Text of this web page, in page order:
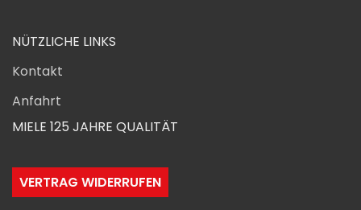
NÜTZLICHE LINKS
Kontakt
Anfahrt
MIELE 125 JAHRE QUALITÄT
VERTRAG WIDERRUFEN